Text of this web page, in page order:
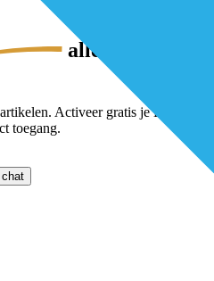
alle premium-
Activeer gratis je De
toegang.